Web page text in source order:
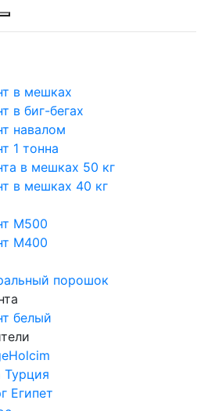
в мешках
в биг-бегах
навалом
1 тонна
в мешках 50 кг
в мешках 40 кг
М500
М400
порошок
белый
Турция
Египет